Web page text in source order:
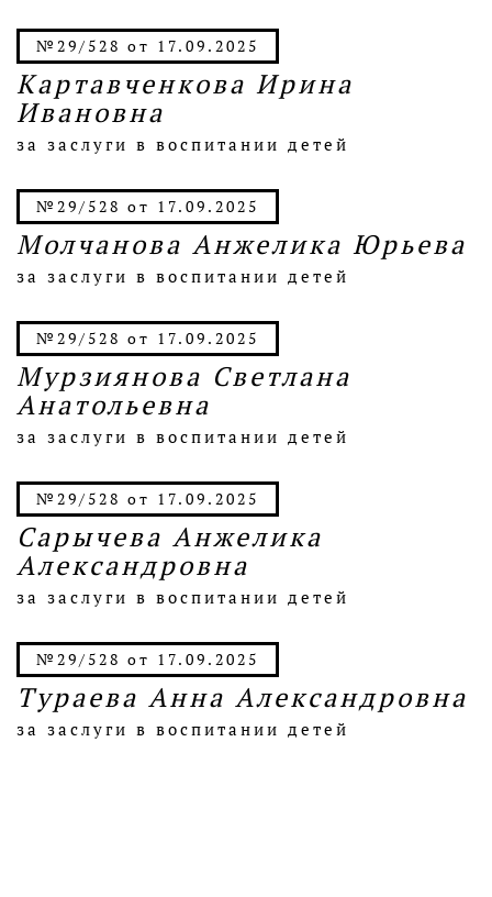
№29/528 от 17.09.2025
Картавченкова Ирина
Ивановна
за заслуги в воспитании детей
№29/528 от 17.09.2025
Молчанова Анжелика Юрьева
за заслуги в воспитании детей
№29/528 от 17.09.2025
Мурзиянова Светлана
Анатольевна
за заслуги в воспитании детей
№29/528 от 17.09.2025
Сарычева Анжелика
Александровна
за заслуги в воспитании детей
№29/528 от 17.09.2025
Тураева Анна Александровна
за заслуги в воспитании детей